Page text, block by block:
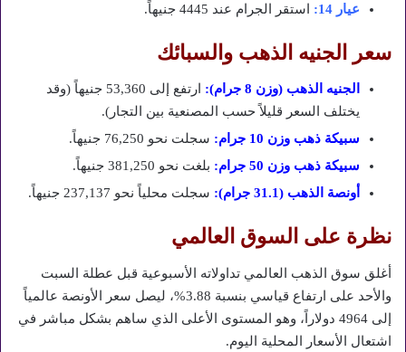
عيار 14:
استقر الجرام عند 4445 جنيهاً.
سعر الجنيه الذهب والسبائك
الجنيه الذهب (وزن 8 جرام):
ارتفع إلى 53,360 جنيهاً (وقد
يختلف السعر قليلاً حسب المصنعية بين التجار).
سبيكة ذهب وزن 10 جرام:
سجلت نحو 76,250 جنيهاً.
سبيكة ذهب وزن 50 جرام:
بلغت نحو 381,250 جنيهاً.
أونصة الذهب (31.1 جرام):
سجلت محلياً نحو 237,137 جنيهاً.
نظرة على السوق العالمي
أغلق سوق الذهب العالمي تداولاته الأسبوعية قبل عطلة السبت
والأحد على ارتفاع قياسي بنسبة 3.88%، ليصل سعر الأونصة عالمياً
إلى 4964 دولاراً، وهو المستوى الأعلى الذي ساهم بشكل مباشر في
اشتعال الأسعار المحلية اليوم.